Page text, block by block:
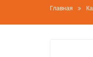
Главная